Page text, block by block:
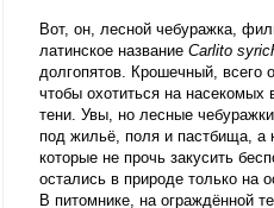
Вот, он, лесной чебуражка,
латинское название Carlito
долгопятов. Крошечный, всего
чтобы охотиться на
тени. Увы, но лесные
под жильё, поля и пастбища, а
которые не прочь закусить
остались в природе только на
В питомнике, на ограждённой